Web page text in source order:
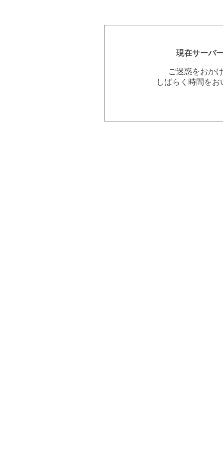
現在サーバ
ご迷惑をおか
しばらく時間を